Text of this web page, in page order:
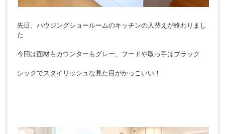
先日、ハウジングショールームのキッチンの入替えが終わりまし
た
今回は面材もカウンターもグレー、フードや取っ手はブラック
シックでスタイリッシュな見た目がかっこいい！